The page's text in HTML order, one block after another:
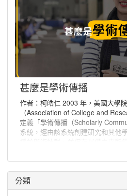
甚麼是學術傳播
作者：柯皓仁 2003 年，美國大學
（Association of College and
定義「學術傳播（Scholarly
系統，經由該系統創建研究和其他
或更多人能取得的程序。
分類